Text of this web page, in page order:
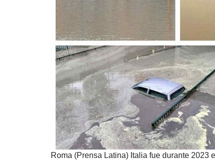
Roma (Prensa Latina) Italia fue durante 2023